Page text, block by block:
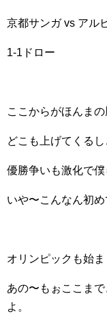
京都サンガ vs アル
1-1ドロー
ここからがほんまの
どこも上げてくる
優勝争いも激化で
いや〜こんなん初め
オリンピックも始ま
あの〜もぉここま
よ。